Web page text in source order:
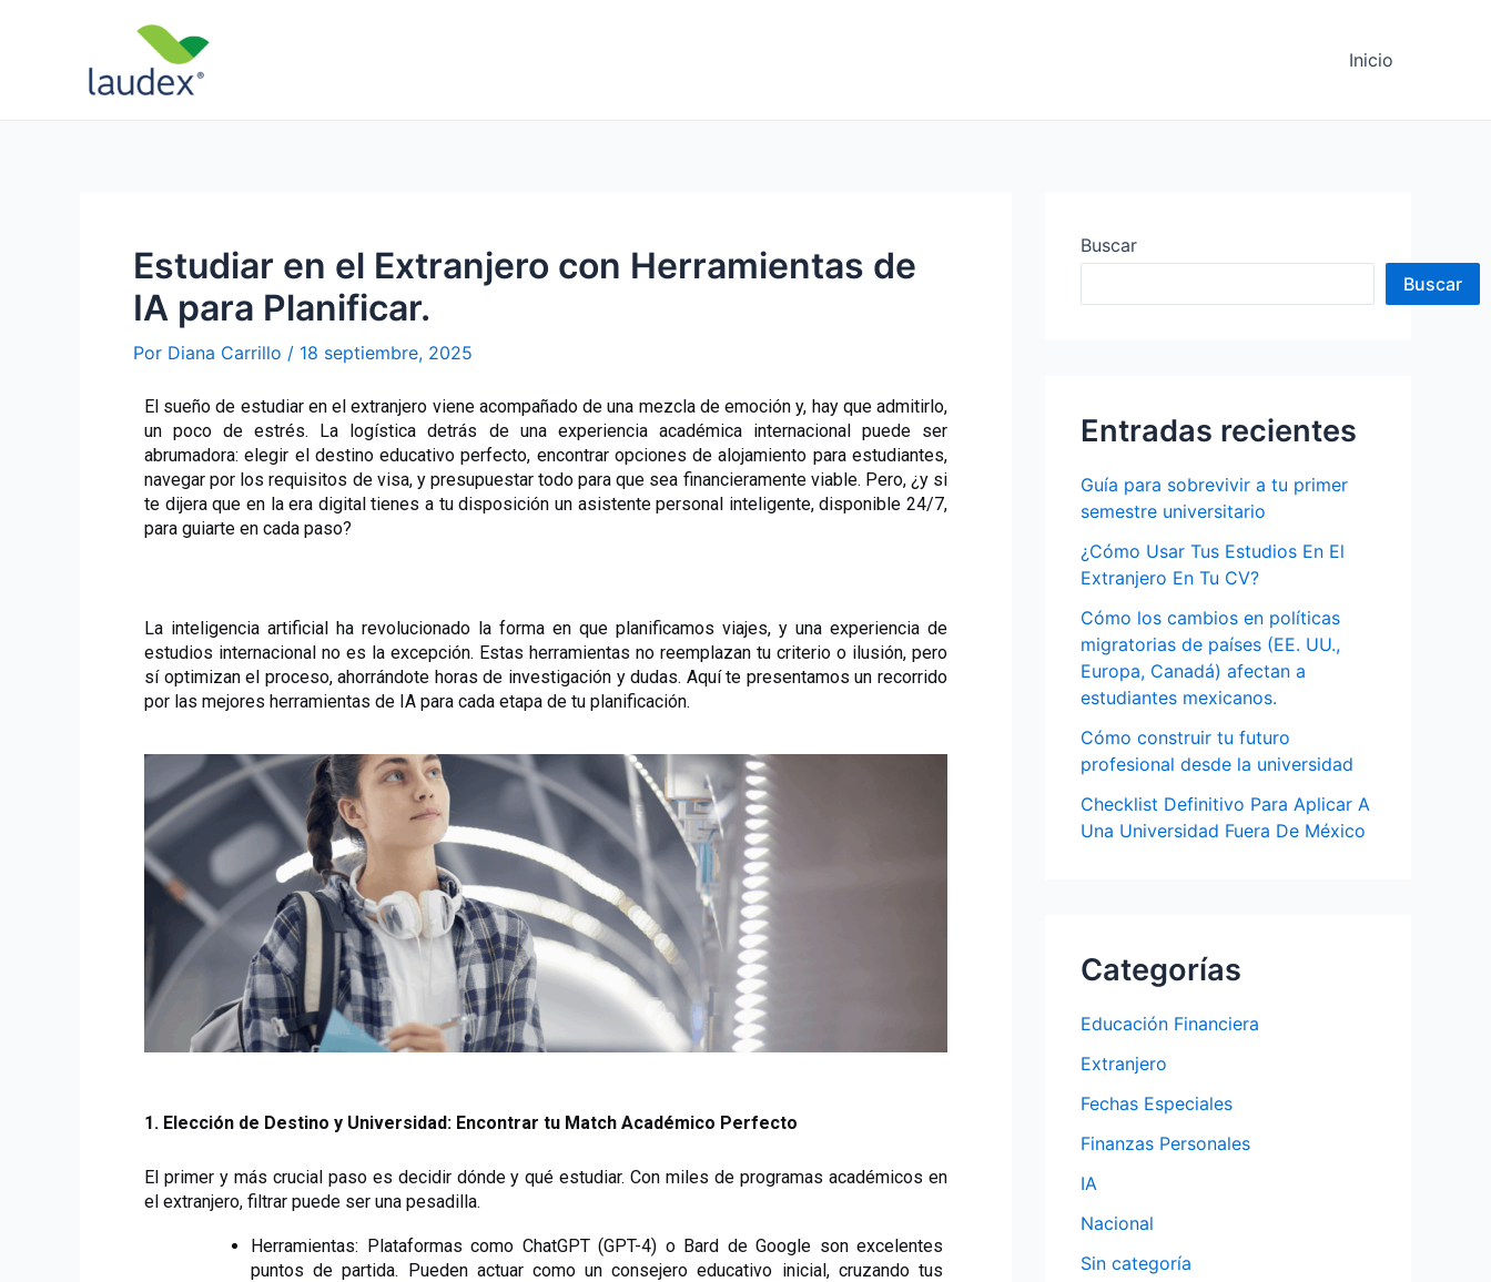
Inicio
Estudiar en el Extranjero con Herramientas de
IA para Planificar.
Por Diana Carrillo / 18 septiembre, 2025
El sueño de estudiar en el extranjero viene acompañado de una mezcla de emoción y, hay que admitirlo,
un poco de estrés. La logística detrás de una experiencia académica internacional puede ser
abrumadora: elegir el destino educativo perfecto, encontrar opciones de alojamiento para estudiantes,
navegar por los requisitos de visa, y presupuestar todo para que sea financieramente viable. Pero, ¿y si
te dijera que en la era digital tienes a tu disposición un asistente personal inteligente, disponible 24/7,
para guiarte en cada paso?
La inteligencia artificial ha revolucionado la forma en que planificamos viajes, y una experiencia de
estudios internacional no es la excepción. Estas herramientas no reemplazan tu criterio o ilusión, pero
sí optimizan el proceso, ahorrándote horas de investigación y dudas. Aquí te presentamos un recorrido
por las mejores herramientas de IA para cada etapa de tu planificación.
1. Elección de Destino y Universidad: Encontrar tu Match Académico Perfecto
El primer y más crucial paso es decidir dónde y qué estudiar. Con miles de programas académicos en
el extranjero, filtrar puede ser una pesadilla.
Herramientas: Plataformas como ChatGPT (GPT-4) o Bard de Google son excelentes
puntos de partida. Pueden actuar como un consejero educativo inicial, cruzando tus
entradas
Buscar
Buscar
Entradas recientes
Guía para sobrevivir a tu primer
semestre universitario
¿Cómo Usar Tus Estudios En El
Extranjero En Tu CV?
Cómo los cambios en políticas
migratorias de países (EE. UU.,
Europa, Canadá) afectan a
estudiantes mexicanos.
Cómo construir tu futuro
profesional desde la universidad
Checklist Definitivo Para Aplicar A
Una Universidad Fuera De México
Categorías
Educación Financiera
Extranjero
Fechas Especiales
Finanzas Personales
IA
Nacional
Sin categoría